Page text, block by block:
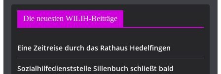
Die neuesten WILIH-Beiträge
Eine Zeitreise durch das Rathaus Hedelfingen
Sozialhilfedienststelle Sillenbuch schließt bald